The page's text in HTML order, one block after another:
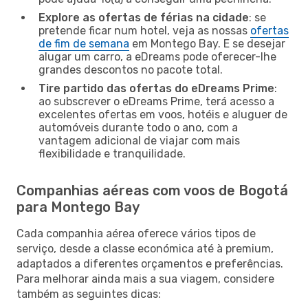
Explore as ofertas de férias na cidade: se
pretende ficar num hotel, veja as nossas ofertas
de fim de semana em Montego Bay. E se desejar
alugar um carro, a eDreams pode oferecer-lhe
grandes descontos no pacote total.
Tire partido das ofertas do eDreams Prime:
ao subscrever o eDreams Prime, terá acesso a
excelentes ofertas em voos, hotéis e aluguer de
automóveis durante todo o ano, com a
vantagem adicional de viajar com mais
flexibilidade e tranquilidade.
Companhias aéreas com voos de Bogotá
para Montego Bay
Cada companhia aérea oferece vários tipos de
serviço, desde a classe económica até à premium,
adaptados a diferentes orçamentos e preferências.
Para melhorar ainda mais a sua viagem, considere
também as seguintes dicas: